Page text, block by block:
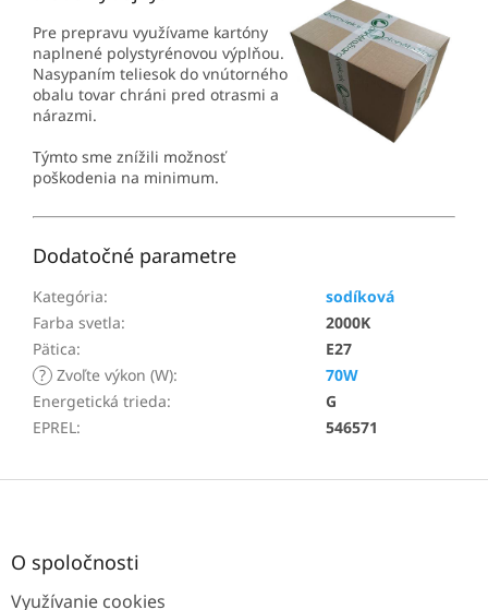
Pre prepravu využívame kartóny
naplnené polystyrénovou výplňou.
Nasypaním teliesok do vnútorného
obalu tovar chráni pred otrasmi a
nárazmi.
Týmto sme znížili možnosť
poškodenia na minimum.
Dodatočné parametre
Kategória:
sodíková
Farba svetla:
2000K
Pätica:
E27
? Zvoľte výkon (W):
70W
Energetická trieda:
G
EPREL : 546571
Z
O spoločnosti
Využívanie cookies